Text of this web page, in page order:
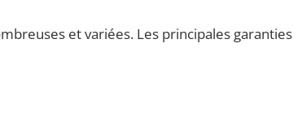
et variées. Les principales garanties